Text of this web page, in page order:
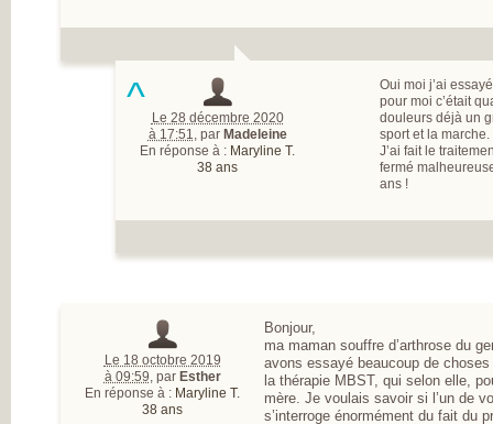
^ Le 28 décembre 2020
à 17:51
par Madeleine
En réponse à : Maryline T.
38 ans
Oui moi j’ai
pour moi c’était
douleurs déjà un
sport et la marche.
J’ai fait le
fermé
ans !
Le 18 octobre 2019
à 09:59 par Esther
En réponse à : Maryline T.
38 ans
Bonjour,
ma maman souffre d’arthrose du
avons essayé beaucoup de
la thérapie MBST, qui selon elle,
mère. Je voulais savoir si l’un de
s’interroge énormément du fait du